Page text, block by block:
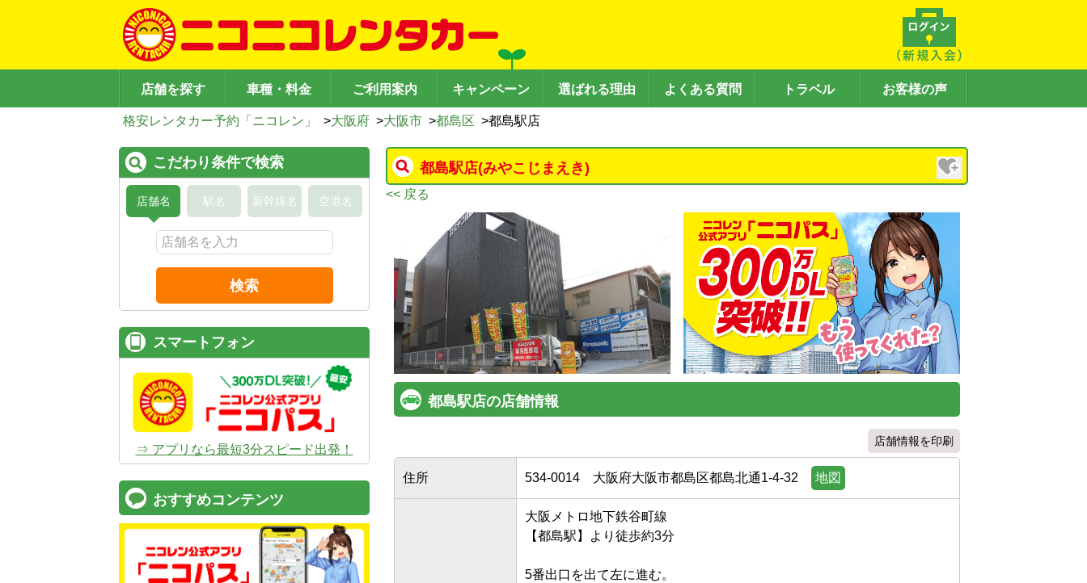
店舗を探す 車種・料金 ご利用案内 キャンペーン 選ばれる理由 よくある質問 トラベル お客様の声
格安レンタカー予約「ニコレン」 >大阪府 >大阪市 >都島区 >都島駅店
都島駅店(みやこじまえき)
<< 戻る
都島駅店の店舗情報
店舗情報を印刷
住所 534-0014 大阪府大阪市都島区都島北通1-4-32 地図
大阪メトロ地下鉄谷町線
【都島駅】より徒歩約3分
5番出口を出て左に進む。
こだわり条件で検索
店舗名 駅名 新幹線名 空港名
検索
スマートフォン
⇒ アプリなら最短3分スピード出発！
おすすめコンテンツ